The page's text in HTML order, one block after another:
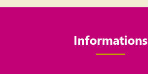
Informations